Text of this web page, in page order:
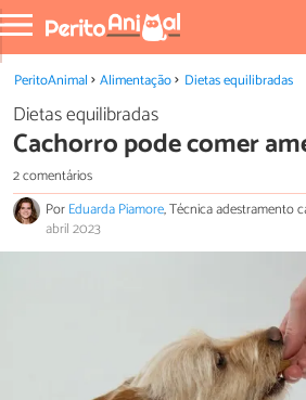
PeritoAnimal Alimentação Dietas equilibradas
Dietas equilibradas
Cachorro pode comer
2 comentários
PorEduarda Piamore, Técnica adestramento
abril 2023